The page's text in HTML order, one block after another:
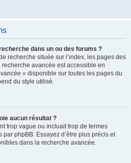
dans un ou des forums ?
recherche située sur l’index, les pages des
avancée est accessible en
» disponible sur toutes les pages du
du style utilisé.
aucun résultat ?
trop vague ou incluait trop de termes
phpBB. Essayez d’être plus précis et
dans la recherche avancée.